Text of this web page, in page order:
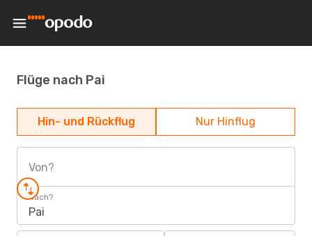
Flüge nach Pai
Hin- und Rückflug Nur Hinflug
Von?
Nach?
Pai